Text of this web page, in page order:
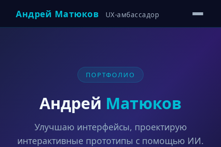
Андрей Матюков UX-амбассадор
ПОРТФОЛИО
Андрей Матюков
Улучшаю интерфейсы, проектирую
интерактивные прототипы с помощью ИИ.